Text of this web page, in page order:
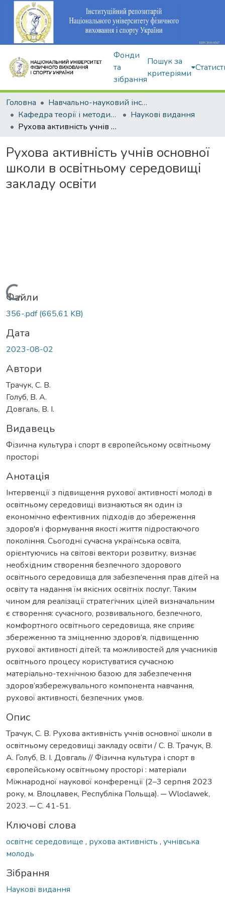
Фонди
та
зібрання
Пошук за
критеріями
Головна
Навчально-науковий інститут здоров'я, реабілітації та фізичного виховання
Кафедра теорії і методики фізичного виховання
Наукові видання
Рухова активність учнів основної школи в освітньому середовищі закладу освіти
Рухова активність учнів основної
школи в освітньому середовищі
закладу освіти
Вантажиться...
Файли
356-.pdf(665,61 KB)
Дата
2023-08-02
Автори
Трачук, С. В.
Голуб, В. А.
Довгаль, В. І.
Видавець
Фізична культура і спорт в європейському освітньому
просторі
Анотація
Інтервенції з підвищення рухової активності молоді в
освітньому середовищі визнаються як один із
економічно ефективних підходів до збереження
здоров'я і формування якості життя підростаючого
покоління. Сьогодні сучасна українська освіта,
орієнтуючись на світові вектори розвитку, визнає
необхідним створення безпечного здорового
освітнього середовища для забезпечення прав дітей на
освіту та надання їм якісних освітніх послуг. Таким
чином для реалізації стратегічних цілей визначальним
є створення: сучасного, розвивального, безпечного,
комфортного освітнього середовища, яке сприяє
збереженню та зміцненню здоров’я, підвищенню
рухової активності дітей; та можливостей для учасників
освітнього процесу користуватися сучасною
матеріально-технічною базою для забезпечення
здоров’язбережувального компонента навчання,
рухової активності, безпечних умов.
Опис
Трачук, С. В. Рухова активність учнів основної школи в
освітньому середовищі закладу освіти / С. В. Трачук, В.
А. Голуб, В. І. Довгаль // Фізична культура і спорт в
європейському освітньому просторі : матеріали
Міжнародної наукової конференції (2–3 серпня 2023
року, м. Влоцлавек, Республіка Польща). ─ Wloclawek,
2023. ─ С. 41-51.
Ключові слова
освітнє середовище , рухова активність , учнівська
молодь
Зібрання
Наукові видання